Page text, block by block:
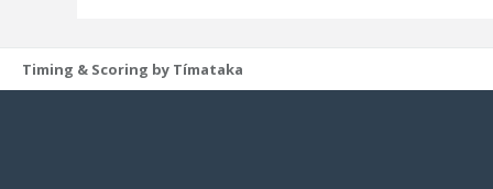
Timing & Scoring by Tímataka